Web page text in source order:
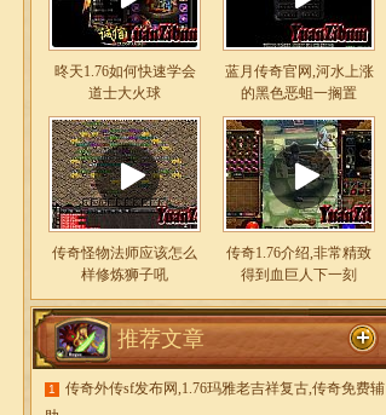
昸天1.76如何快速学会
道士大火球
蓝月传奇官网,河水上涨
的黑色恶蛆一搁置
传奇怪物法师应该怎么
样修炼狮子吼
传奇1.76介绍,非常精致
得到血巨人下一刻
推荐文章
1
传奇外传sf发布网,1.76玛雅老吉祥复古,传奇免费辅